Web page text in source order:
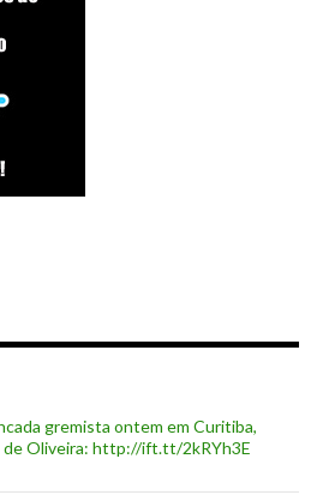
gremista ontem em Curitiba,
de Oliveira: http://ift.tt/2kRYh3E